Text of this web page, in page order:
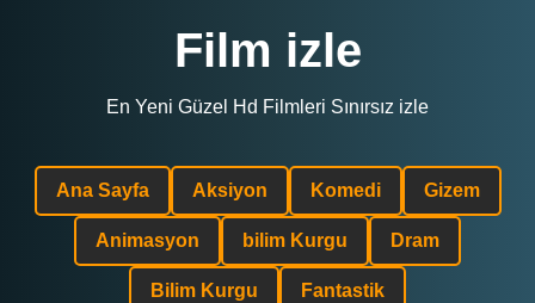
Film izle
En Yeni Güzel Hd Filmleri Sınırsız izle
Ana Sayfa Aksiyon Komedi Gizem
Animasyon bilim Kurgu Dram
Bilim Kurgu Fantastik